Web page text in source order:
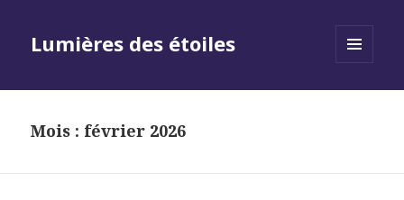
Lumières des étoiles
Mois : février 2026